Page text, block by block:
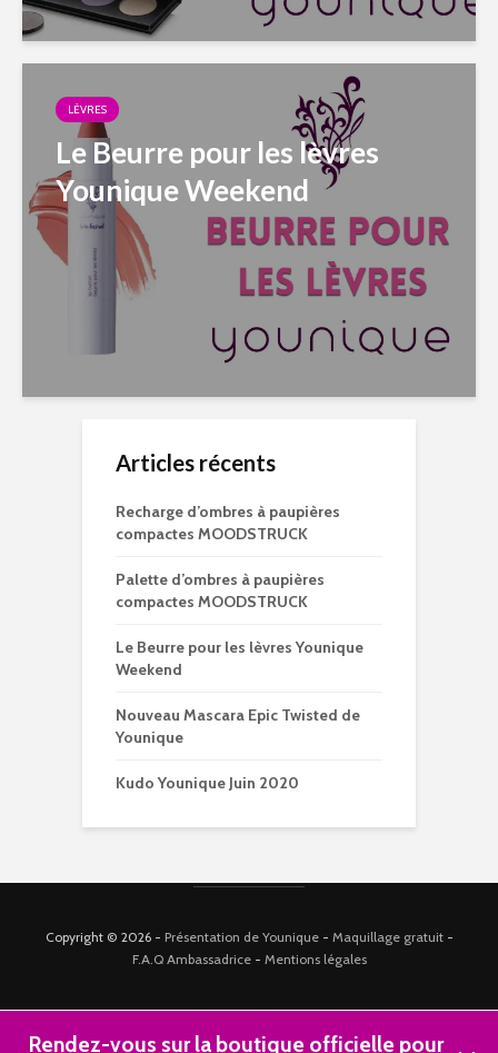
LÈVRES
Le Beurre pour les lèvres
Younique Weekend
Articles récents
Recharge d’ombres à paupières
compactes MOODSTRUCK
Palette d’ombres à paupières
compactes MOODSTRUCK
Le Beurre pour les lèvres Younique
Weekend
Nouveau Mascara Epic Twisted de
Younique
Kudo Younique Juin 2020
Copyright © 2026 - Présentation de Younique- Maquillage gratuit-
F.A.Q Ambassadrice- Mentions légales
Rendez-vous sur la boutique officielle pour